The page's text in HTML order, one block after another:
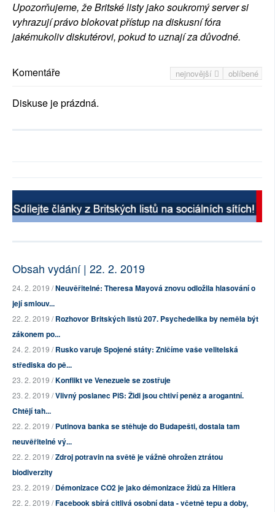
Upozorňujeme, že Britské listy jako soukromý server si
vyhrazují právo blokovat přístup na diskusní fóra
jakémukoliv diskutérovi, pokud to uznají za důvodné.
nejnovější oblíbené
Komentáře
Diskuse je prázdná.
Obsah vydání | 22. 2. 2019
24. 2. 2019 /Neuvěřitelné: Theresa Mayová znovu odložila hlasování o
její smlouv...
22. 2. 2019 /Rozhovor Britských listů 207. Psychedelika by neměla být
zákonem po...
24. 2. 2019 /Rusko varuje Spojené státy: Zničíme vaše velitelská
střediska do pě...
23. 2. 2019 /Konflikt ve Venezuele se zostřuje
23. 2. 2019 /Vlivný poslanec PiS: Židi jsou chtiví peněz a arogantní.
Chtějí tah...
22. 2. 2019 /Putinova banka se stěhuje do Budapešti, dostala tam
neuvěřitelné vý...
22. 2. 2019 /Zdroj potravin na světě je vážně ohrožen ztrátou
biodiverzity
23. 2. 2019 /Démonizace CO2 je jako démonizace židů za Hitlera
22. 2. 2019 /Facebook sbírá citlivá osobní data - včetně tepu a doby,